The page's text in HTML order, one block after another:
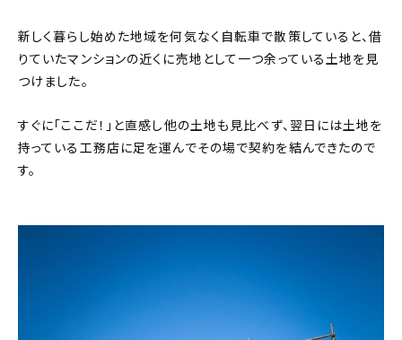
新しく暮らし始めた地域を何気なく自転車で散策していると、借
りていたマンションの近くに売地として一つ余っている土地を見
つけました。
すぐに「ここだ！」と直感し他の土地も見比べず、翌日には土地を
持っている工務店に足を運んでその場で契約を結んできたので
す。